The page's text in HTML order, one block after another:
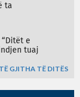
ta
e
tuaj
TË GJITHA TË DITËS